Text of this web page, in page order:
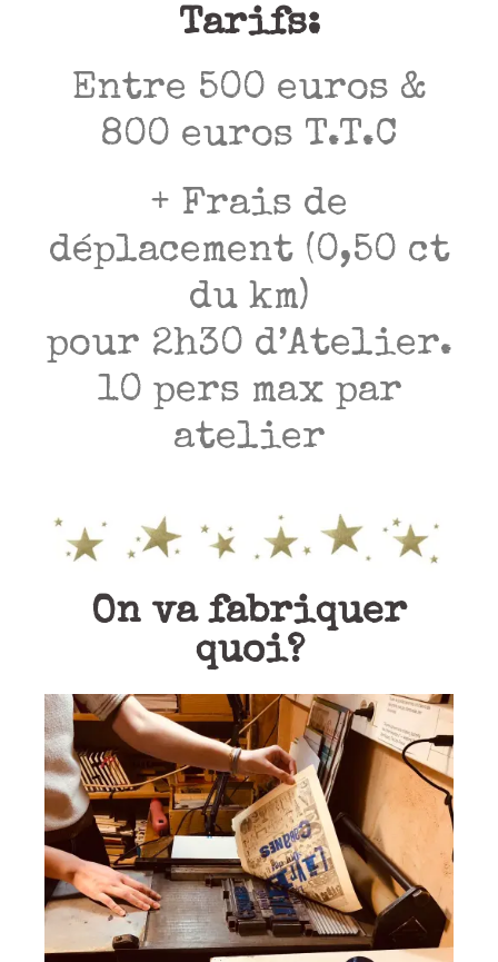
Tarifs:
Entre 500 euros &
800 euros T.T.C
+ Frais de
déplacement (0,50 ct
du km)
pour 2h30 d’Atelier.
10 pers max par
atelier
On va fabriquer
quoi?